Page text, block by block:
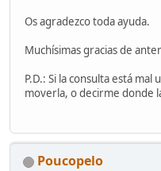
Os agradezco toda ayuda.
Muchísimas gracias de
P.D.: Si la consulta está
moverla, o decirme donde
Poucopelo